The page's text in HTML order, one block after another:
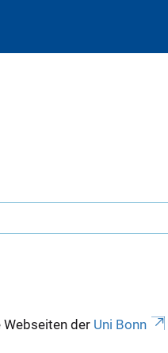
Webseiten der Uni Bonn